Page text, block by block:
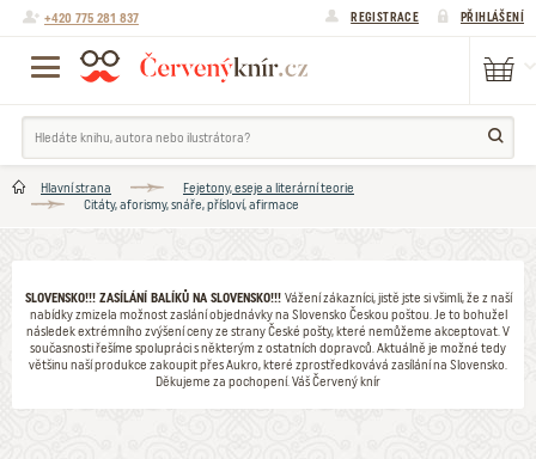
+420 775 281 837 REGISTRACE PŘIHLÁŠENÍ
Hlavní strana
Fejetony, eseje a literární teorie
Citáty, aforismy, snáře, přísloví, afirmace
SLOVENSKO!!! ZASÍLÁNÍ BALÍKŮ NA SLOVENSKO!!! Vážení zákazníci, jistě jste si všimli, že z naší
nabídky zmizela možnost zaslání objednávky na Slovensko Českou poštou. Je to bohužel
následek extrémního zvýšení ceny ze strany České pošty, které nemůžeme akceptovat. V
současnosti řešíme spolupráci s některým z ostatních dopravců. Aktuálně je možné tedy
většinu naší produkce zakoupit přes Aukro, které zprostředkovává zasílání na Slovensko.
Děkujeme za pochopení. Váš Červený knír